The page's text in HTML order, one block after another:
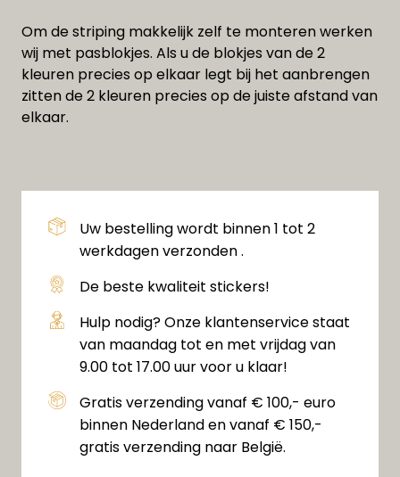
Om de striping makkelijk zelf te monteren werken
wij met pasblokjes. Als u de blokjes van de 2
kleuren precies op elkaar legt bij het aanbrengen
zitten de 2 kleuren precies op de juiste afstand van
elkaar.
Uw bestelling wordt binnen 1 tot 2
werkdagen verzonden .
De beste kwaliteit stickers!
Hulp nodig? Onze klantenservice staat
van maandag tot en met vrijdag van
9.00 tot 17.00 uur voor u klaar!
Gratis verzending vanaf € 100,- euro
binnen Nederland en vanaf € 150,-
gratis verzending naar België.